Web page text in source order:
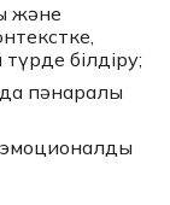
және
білдіру;
пәнаралық
эмоционалды